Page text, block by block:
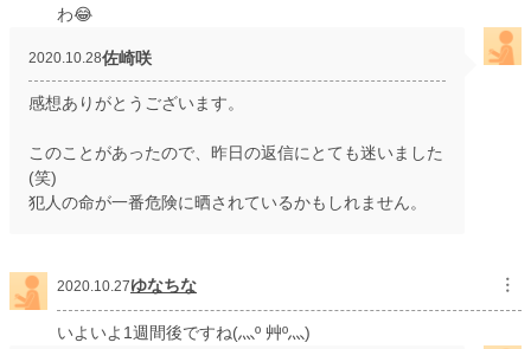
わ😂
2020.10.28佐崎咲
感想ありがとうございます。
このことがあったので、昨日の返信にとても迷いました
(笑)
犯人の命が一番危険に晒されているかもしれません。
2020.10.27ゆなちな ︙
いよいよ1週間後ですね(灬º 艸º灬)